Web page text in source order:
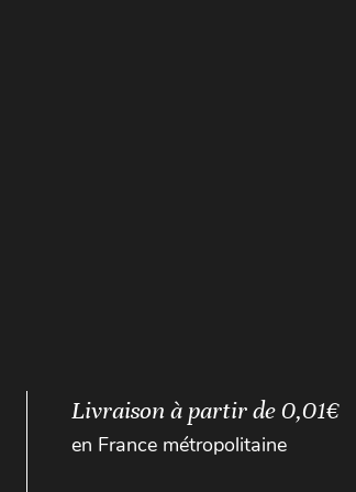
Livraison à partir de 0,01€
en France métropolitaine